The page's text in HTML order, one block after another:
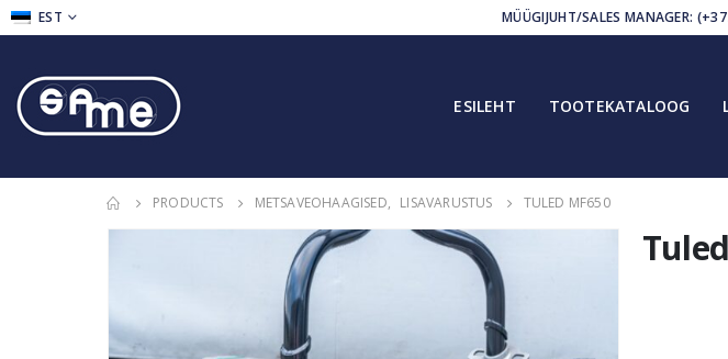
EST MÜÜGIJUHT/SALES MANAGER:
ESILEHT TOOTEKATALOOG
PRODUCTS METSAVEOHAAGISED, LISAVARUSTUS TULED MF650